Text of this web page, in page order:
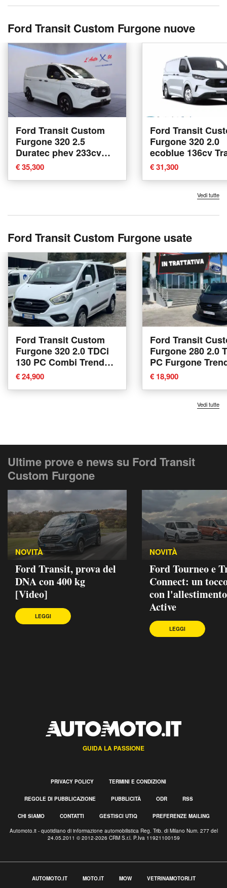
Ford Transit Custom Furgone nuove
Ford Transit Custom
Furgone 320 2.5
Duratec phev 233cv
Trend L2H1 nuova a
Trezzano sul Naviglio
€ 35,300
Ford Transit
Furgone 320 2.0
ecoblue 136cv
L2H1 nuova a
Laziale
€ 31,300
Vedi tutte
Ford Transit Custom Furgone usate
Ford Transit Custom
Furgone 320 2.0 TDCi
130 PC Combi Trend
del 2019 usata a
Massarosa
€ 24,900
Ford Transit
Furgone 280 2.0
PC Furgone
2020 usata a
€ 18,900
Vedi tutte
Ultime prove e news su Ford Transit
Custom Furgone
NOVITÀ
Ford Transit, prova del
DNA con 400 kg
[Video]
LEGGI
NOVITÀ
Ford Tourneo e
Connect: un
con l'allestimento
Active
LEGGI
GUIDA LA PASSIONE
PRIVACY POLICY TERMINI E CONDIZIONI
REGOLE DI PUBBLICAZIONE PUBBLICITÀ ODR RSS
CHI SIAMO CONTATTI GESTISCI UTIQ PREFERENZE MAILING
Automoto.it - quotidiano di informazione automobilistica Reg. Trib. di Milano Num. 277 del
24.05.2011 © 2012-2026 CRM S.r.l. P.Iva 11921100159
AUTOMOTO.IT MOTO.IT MOW VETRINAMOTORI.IT